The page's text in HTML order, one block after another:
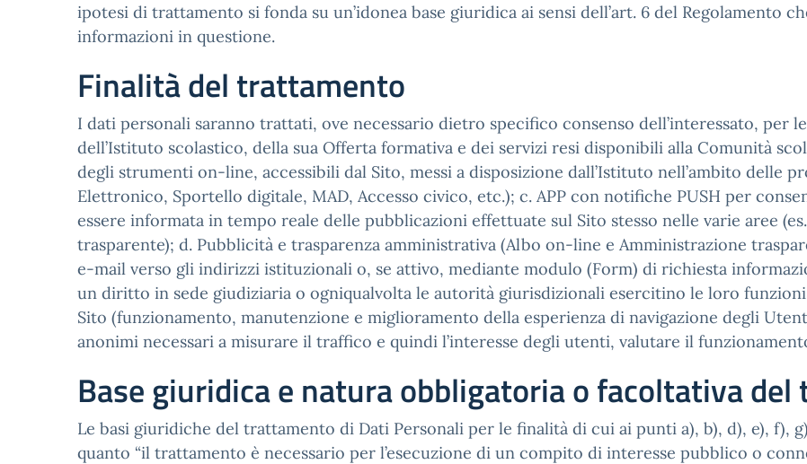
ipotesi di trattamento si fonda su un’idonea base giuridica ai sensi dell’art. 6 del Regolamento
informazioni in questione.
Finalità del trattamento
I dati personali saranno trattati, ove necessario dietro specifico consenso dell’interessato, per
dell’Istituto scolastico, della sua Offerta formativa e dei servizi resi disponibili alla Comunità
degli strumenti on-line, accessibili dal Sito, messi a disposizione dall’Istituto nell’ambito delle
Elettronico, Sportello digitale, MAD, Accesso civico, etc.); c. APP con notifiche PUSH per
essere informata in tempo reale delle pubblicazioni effettuate sul Sito stesso nelle varie aree
trasparente); d. Pubblicità e trasparenza amministrativa (Albo on-line e Amministrazione
e-mail verso gli indirizzi istituzionali o, se attivo, mediante modulo (Form) di richiesta
un diritto in sede giudiziaria o ogniqualvolta le autorità giurisdizionali esercitino le loro
Sito (funzionamento, manutenzione e miglioramento della esperienza di navigazione degli
anonimi necessari a misurare il traffico e quindi l’interesse degli utenti, valutare il
Base giuridica e natura obbligatoria o facoltativa
Le basi giuridiche del trattamento di Dati Personali per le finalità di cui ai punti a), b), d), e), f),
quanto “il trattamento è necessario per l’esecuzione di un compito di interesse pubblico o